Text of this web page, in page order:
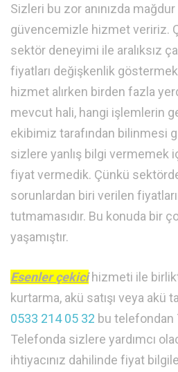
Sizleri bu zor anınızda
güvencemizle hizmet veririz.
sektör deneyimi ile aralıksız
fiyatları değişkenlik
hizmet alırken birden fazla
mevcut hali, hangi işlemlerin
ekibimiz tarafından bilinmesi
sizlere yanlış bilgi vermemek
fiyat vermedik. Çünkü
sorunlardan biri verilen
tutmamasıdır. Bu konuda bir
yaşamıştır.
Esenler çekicihizmeti ile
kurtarma, akü satışı veya akü
0533 214 05 32 bu telefondan
Telefonda sizlere yardımcı
ihtiyacınız dahilinde fiyat